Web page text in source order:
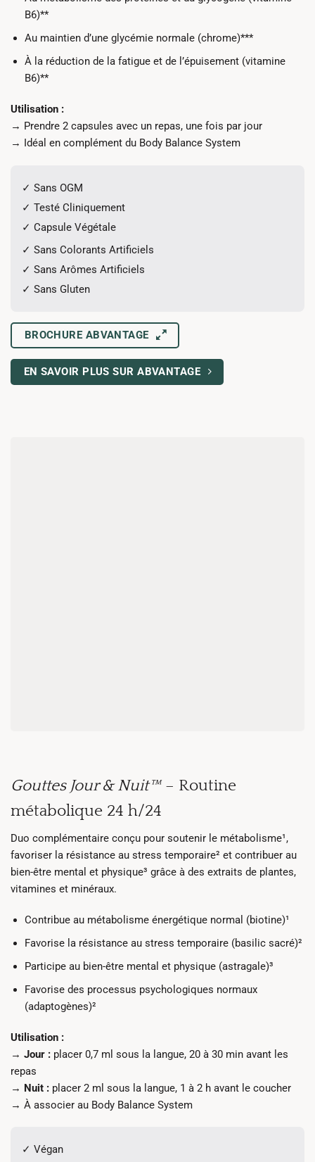
B6)**
Au maintien d’une glycémie normale (chrome)***
À la réduction de la fatigue et de l’épuisement (vitamine
B6)**
Utilisation :
→ Prendre 2 capsules avec un repas, une fois par jour
→ Idéal en complément du Body Balance System
✓ Sans OGM
✓ Testé Cliniquement
✓ Capsule Végétale
✓ Sans Colorants Artificiels
✓ Sans Arômes Artificiels
✓ Sans Gluten
BROCHURE ABVANTAGE
EN SAVOIR PLUS SUR ABVANTAGE
Gouttes Jour & Nuit™– Routine
métabolique 24 h/24
Duo complémentaire conçu pour soutenir le métabolisme¹,
favoriser la résistance au stress temporaire² et contribuer au
bien-être mental et physique³ grâce à des extraits de plantes,
vitamines et minéraux.
Contribue au métabolisme énergétique normal (biotine)¹
Favorise la résistance au stress temporaire (basilic sacré)²
Participe au bien-être mental et physique (astragale)³
Favorise des processus psychologiques normaux
(adaptogènes)²
Utilisation :
→ Jour : placer 0,7 ml sous la langue, 20 à 30 min avant les
repas
→ Nuit : placer 2 ml sous la langue, 1 à 2 h avant le coucher
→ À associer au Body Balance System
✓ Végan